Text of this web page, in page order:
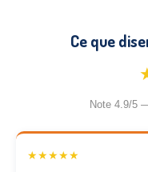
Ce que
Note 4.9/5
★★★★★